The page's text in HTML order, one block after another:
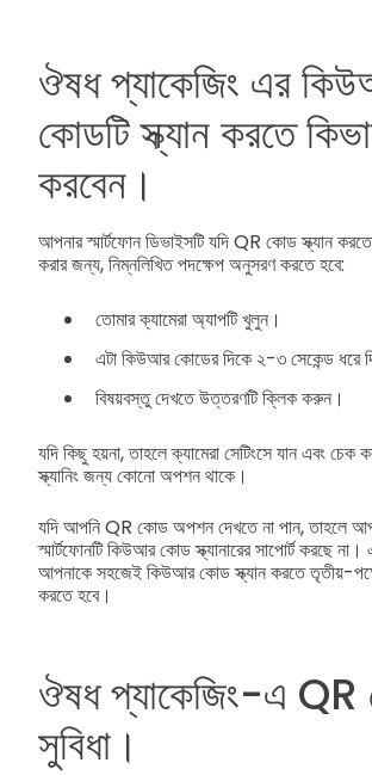
ঔষধ প্যাকেজিং এর
কোডটি স্ক্যান করতে
করবেন।
আপনার স্মার্টফোন ডিভাইসটি যদি QR কোড স্ক্যান করতে
করার জন্য, নিম্নলিখিত পদক্ষেপ অনুসরণ করতে হবে:
তোমার ক্যামেরা অ্যাপটি খুলুন।
এটা কিউআর কোডের দিকে ২-৩ সেকেন্ড ধরে
বিষয়বস্তু দেখতে উত্তরণটি ক্লিক করুন।
যদি কিছু হয়না, তাহলে ক্যামেরা সেটিংসে যান এবং
স্ক্যানিং জন্য কোনো অপশন থাকে।
যদি আপনি QR কোড অপশন দেখতে না পান, তাহলে
স্মার্টফোনটি কিউআর কোড স্ক্যানারের সাপোর্ট করছে
আপনাকে সহজেই কিউআর কোড স্ক্যান করতে তৃতীয়-
করতে হবে।
ঔষধ প্যাকেজিং-এ QR
সুবিধা।